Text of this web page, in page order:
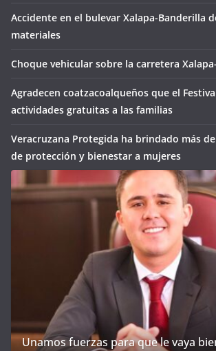
Accidente en el bulevar Xalapa-Banderilla
materiales
Choque vehicular sobre la carretera
Agradecen coatzacoalqueños que el
actividades gratuitas a las familias
Veracruzana Protegida ha brindado más
de protección y bienestar a mujeres
Unamos fuerzas para que le vaya